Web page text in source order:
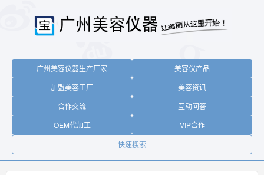
广州美容仪器生产厂家
美容仪产品
加盟美容工厂
美容资讯
合作交流
互动问答
OEM代加工
VIP合作
快速搜索